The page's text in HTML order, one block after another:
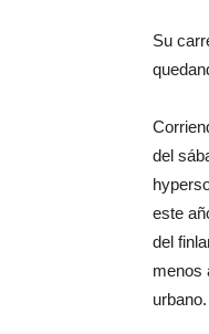
Su
del
este
del
menos
urbano.